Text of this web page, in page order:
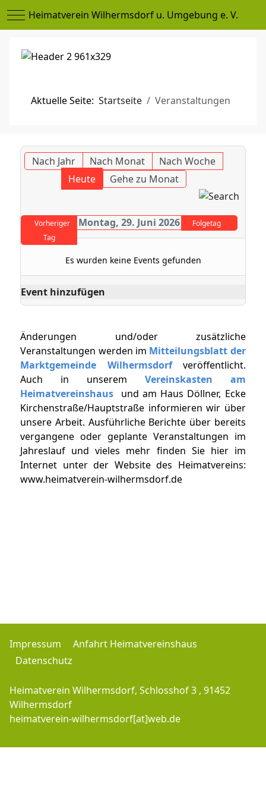
Mobile Menu Toggle
Heimatverein Wilhermsdorf u. Umgebung e. V.
Aktuelle Seite:Startseite Veranstaltungen
Nach Jahr Nach Monat
Nach Woche
Heute
Gehe zu Monat
Vorheriger
Tag
Montag, 29. Juni 2026 Folgetag
Es wurden keine Events gefunden
Event hinzufügen
Änderungen und/oder zusätzliche
Veranstaltungen werden im Mitteilungsblatt der
Marktgemeinde Wilhermsdorf veröffentlicht.
Auch in unserem Vereinskasten am
Heimatvereinshaus
und am Haus Döllner, Ecke
Kirchenstraße/Hauptstraße informieren wir über
unsere Arbeit. Ausführliche Berichte über bereits
vergangene oder geplante Veranstaltungen im
Jahreslauf und vieles mehr finden Sie hier im
Internet unter der Website des Heimatvereins:
www.heimatverein-wilhermsdorf.de
Impressum
Anfahrt Heimatvereinshaus
Datenschutz
Heimatverein Wilhermsdorf, Schlosshof 3 , 91452
Wilhermsdorf
heimatverein-wilhermsdorf[at]web.de